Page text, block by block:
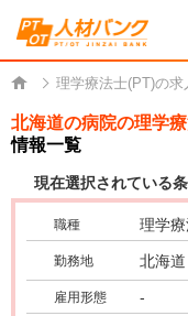
理学療法士(PT)の求
北海道の病院の理学
情報一覧
現在選択されている
職種 理学
勤務地 北海道
雇用形態 -